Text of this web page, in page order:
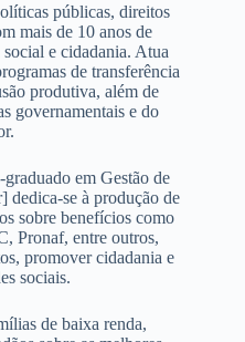
públicas, direitos
mais de 10 anos de
social e cidadania. Atua
de transferência
produtiva, além de
governamentais e do
em Gestão de
se à produção de
sobre benefícios como
Pronaf, entre outros,
promover cidadania e
sociais.
de baixa renda,